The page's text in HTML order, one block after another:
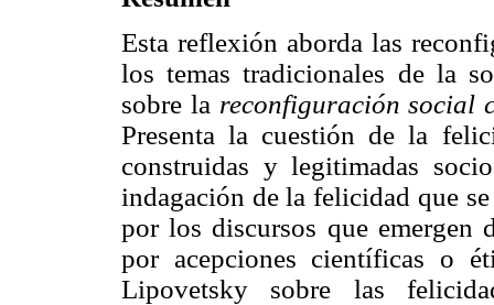
Esta reflexión aborda las
los temas tradicionales de la
sobre la reconfiguración social
Presenta la cuestión de la
construidas y legitimadas
indagación de la felicidad que
por los discursos que emergen
por acepciones científicas o
Lipovetsky sobre las